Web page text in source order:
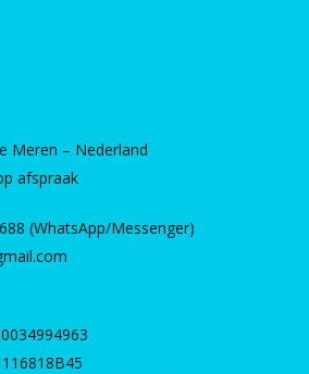
Meren – Nederland
afspraak
(WhatsApp/Messenger)